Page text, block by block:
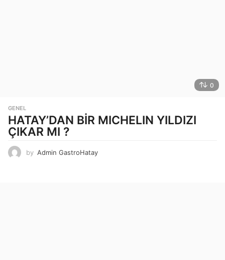
0
GENEL
HATAY’DAN BİR MICHELIN YILDIZI
ÇIKAR MI ?
by Admin GastroHatay